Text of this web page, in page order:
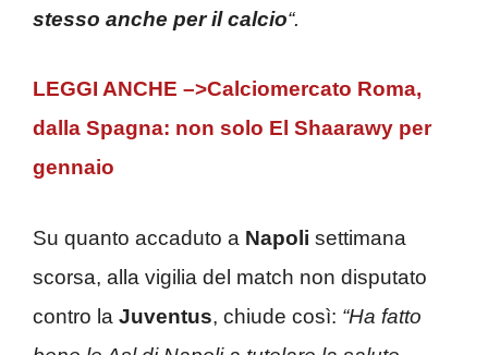
stesso anche per il calcio“.
LEGGI ANCHE –>Calciomercato Roma,
dalla Spagna: non solo El Shaarawy per
gennaio
Su quanto accaduto a Napoli settimana
scorsa, alla vigilia del match non disputato
contro la Juventus, chiude così: “Ha fatto